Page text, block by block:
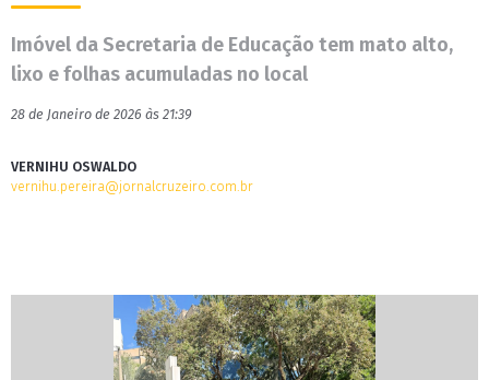
Imóvel da Secretaria de Educação tem mato alto,
lixo e folhas acumuladas no local
28 de Janeiro de 2026 às 21:39
VERNIHU OSWALDO
vernihu.pereira@jornalcruzeiro.com.br